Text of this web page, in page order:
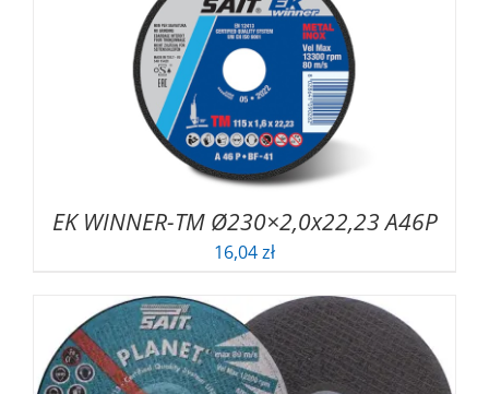
EK WINNER-TM Ø230×2,0x22,23 A46P
16,04zł